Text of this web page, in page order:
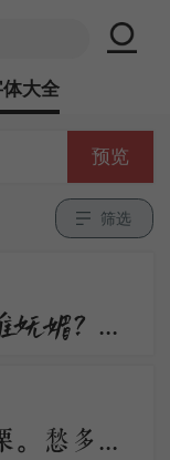
大全
预览
筛选
烟花烟花漫天飞，我为谁妩媚？不过是醉眼看花，花也醉。流沙流沙漫天飞，我为谁憔悴？不过是缘来缘散，缘如水。
孟冬寒气至，北风何惨栗。愁多知夜长，仰观众星列。三五明月满，四五蟾兔缺。客从远方来，遗我一书札。上言长相思，下言久离别。置书怀袖中，三岁字不灭。一心抱区区，惧君不识察。